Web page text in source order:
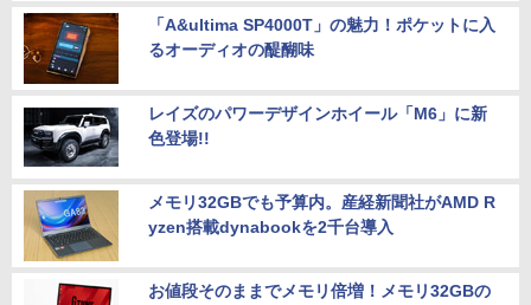
「A&ultima SP4000T」の魅力！ポケットに入
るオーディオの醍醐味
レイズのパワーデザインホイール「M6」に新
色登場!!
メモリ32GBでも予算内。産経新聞社がAMD R
yzen搭載dynabookを2千台導入
お値段そのままでメモリ倍増！メモリ32GBの